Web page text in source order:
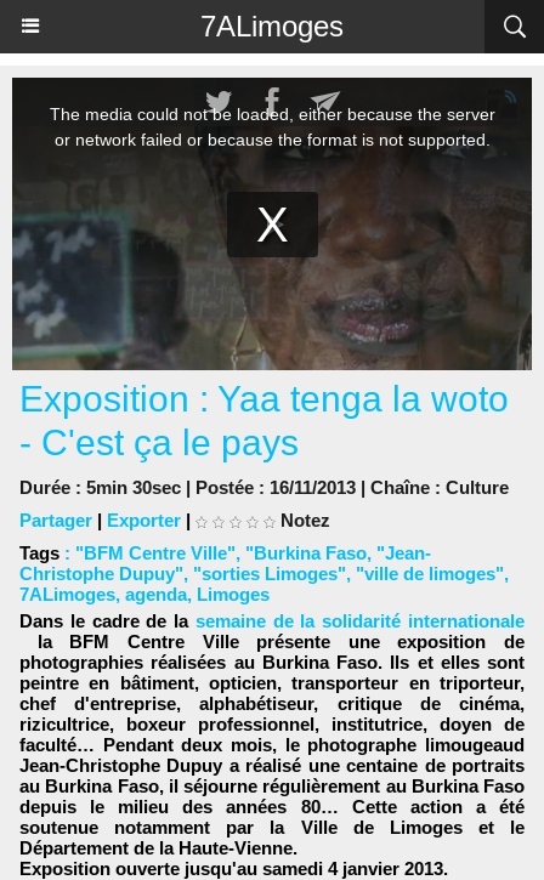
7ALimoges
Exposition : Yaa tenga la woto
- C'est ça le pays
Durée : 5min 30sec | Postée : 16/11/2013 | Chaîne : Culture
Partager | Exporter |
Notez
Tags : "BFM Centre Ville", "Burkina Faso, "Jean-
Christophe Dupuy", "sorties Limoges", "ville de limoges",
7ALimoges, agenda, Limoges
Dans le cadre de la semaine de la solidarité internationale
la BFM Centre Ville présente une exposition de
photographies réalisées au Burkina Faso. Ils et elles sont
peintre en bâtiment, opticien, transporteur en triporteur,
chef d'entreprise, alphabétiseur, critique de cinéma,
rizicultrice, boxeur professionnel, institutrice, doyen de
faculté… Pendant deux mois, le photographe limougeaud
Jean-Christophe Dupuy a réalisé une centaine de portraits
au Burkina Faso, il séjourne régulièrement au Burkina Faso
depuis le milieu des années 80… Cette action a été
soutenue notamment par la Ville de Limoges et le
Département de la Haute-Vienne.
Exposition ouverte jusqu'au samedi 4 janvier 2013.